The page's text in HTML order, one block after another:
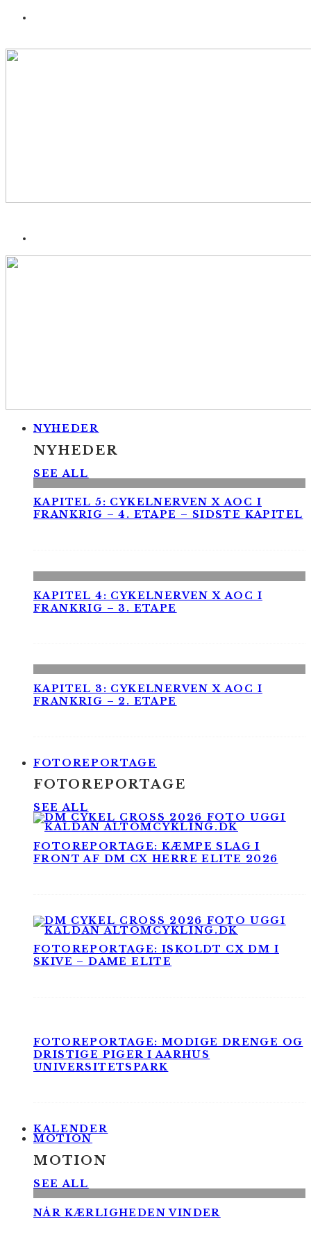
NYHEDER
NYHEDER
SEE ALL
KAPITEL 5: CYKELNERVEN X AOC I
FRANKRIG – 4. ETAPE – SIDSTE KAPITEL
KAPITEL 4: CYKELNERVEN X AOC I
FRANKRIG – 3. ETAPE
KAPITEL 3: CYKELNERVEN X AOC I
FRANKRIG – 2. ETAPE
FOTOREPORTAGE
FOTOREPORTAGE
SEE ALL
FOTOREPORTAGE: KÆMPE SLAG I
FRONT AF DM CX HERRE ELITE 2026
FOTOREPORTAGE: ISKOLDT CX DM I
SKIVE – DAME ELITE
FOTOREPORTAGE: MODIGE DRENGE OG
DRISTIGE PIGER I AARHUS
UNIVERSITETSPARK
KALENDER
MOTION
MOTION
SEE ALL
NÅR KÆRLIGHEDEN VINDER